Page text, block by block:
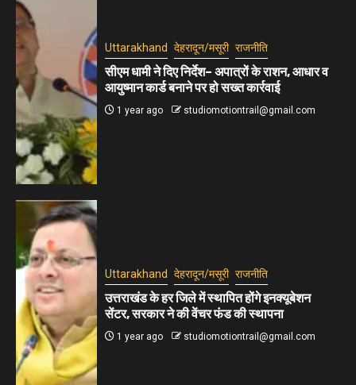
Uttarakhand देहरादून/मसूरी राजनीति
सीएम धामी ने दिए निर्देश– अपात्रों के राशन, आधार व
आयुष्मान कार्ड बनाने पर हो सख्त कार्रवाई
1 year ago studiomotiontrail@gmail.com
Uttarakhand देहरादून/मसूरी राजनीति
उत्तराखंड के हर जिले में स्थापित होंगे इनक्यूबेशन
सेंटर, सरकार ने की वेंचर फंड की स्थापना
1 year ago studiomotiontrail@gmail.com